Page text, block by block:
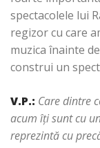
spectacolele lui
regizor cu care
muzica înainte
construi un
V.P.: Care dintre
acum îţi sunt cu
reprezintă cu